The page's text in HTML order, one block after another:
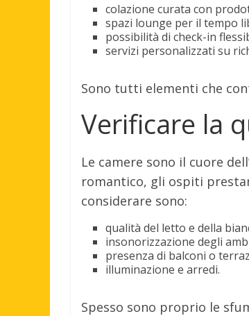
colazione curata con
spazi lounge per il tempo
possibilità di check-in
servizi personalizzati su
Sono tutti elementi che
Verificare la
Le camere sono il cuore
romantico, gli ospiti
considerare sono:
qualità del letto e della
insonorizzazione degli
presenza di balconi o
illuminazione e arredi.
Spesso sono proprio le